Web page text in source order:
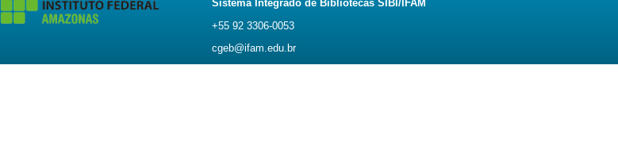
Sistema Integrado de Bibliotecas SIBI/IFAM
+55 92 3306-0053
cgeb@ifam.edu.br